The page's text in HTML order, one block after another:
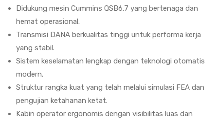
Didukung mesin Cummins QSB6.7 yang bertenaga dan
hemat operasional.
Transmisi DANA berkualitas tinggi untuk performa kerja
yang stabil.
Sistem keselamatan lengkap dengan teknologi otomatis
modern.
Struktur rangka kuat yang telah melalui simulasi FEA dan
pengujian ketahanan ketat.
Kabin operator ergonomis dengan visibilitas luas dan